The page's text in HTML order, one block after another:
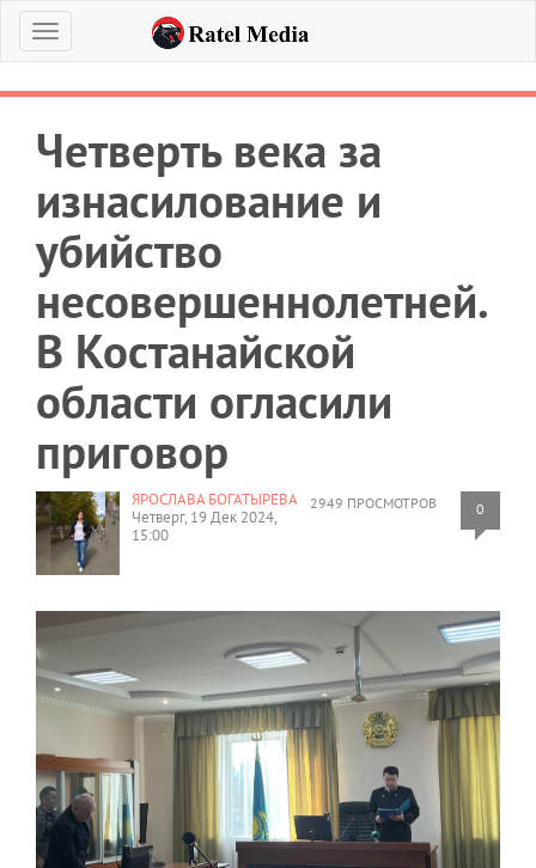
Меню
Четверть века за
изнасилование и
убийство
несовершеннолетней.
В Костанайской
области огласили
приговор
2949 ПРОСМОТРОВ 0
ЯРОСЛАВА БОГАТЫРЕВА
Четверг, 19 Дек 2024,
15:00